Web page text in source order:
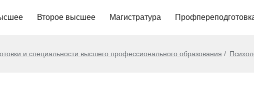
Второе высшее Магистратура
и специальности высшего профессионального образования